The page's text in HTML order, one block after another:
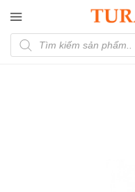
Tìm kiếm sản phẩm